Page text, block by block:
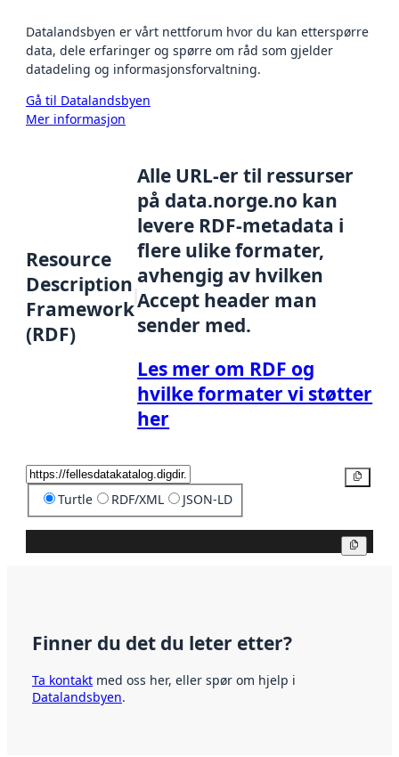
Datalandsbyen er vårt nettforum hvor du kan etterspørre
data, dele erfaringer og spørre om råd som gjelder
datadeling og informasjonsforvaltning.
Gå til Datalandsbyen
Mer informasjon
Resource
Description
Framework
(RDF)
Alle URL-er til ressurser
på data.norge.no kan
levere RDF-metadata i
flere ulike formater,
avhengig av hvilken
Accept header man
sender med.
Les mer om RDF og
hvilke formater vi støtter
her
Turtle RDF/XML JSON-LD
Finner du det du leter etter?
Ta kontakt med oss her, eller spør om hjelp i
Datalandsbyen.